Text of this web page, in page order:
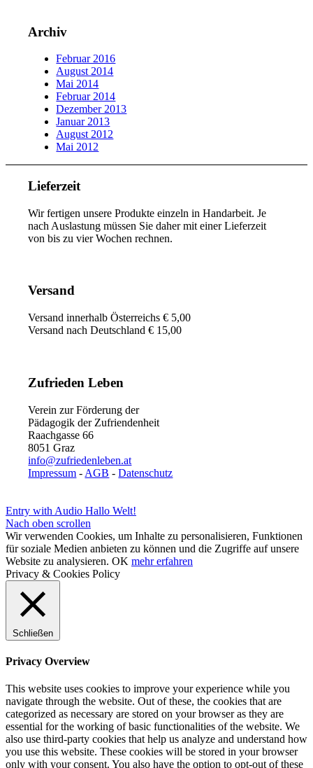
Archiv
Februar 2016
August 2014
Mai 2014
Februar 2014
Dezember 2013
Januar 2013
August 2012
Mai 2012
Lieferzeit
Wir fertigen unsere Produkte einzeln in Handarbeit. Je
nach Auslastung müssen Sie daher mit einer Lieferzeit
von bis zu vier Wochen rechnen.
Versand
Versand innerhalb Österreichs € 5,00
Versand nach Deutschland € 15,00
Zufrieden Leben
Verein zur Förderung der
Pädagogik der Zufriendenheit
Raachgasse 66
8051 Graz
info@zufriedenleben.at
Impressum - AGB -Datenschutz
Entry with Audio Hallo Welt!
Nach oben scrollen
Wir verwenden Cookies, um Inhalte zu personalisieren, Funktionen
für soziale Medien anbieten zu können und die Zugriffe auf unsere
Website zu analysieren. OK mehr erfahren
Privacy & Cookies Policy
Schließen
Privacy Overview
This website uses cookies to improve your experience while you
navigate through the website. Out of these, the cookies that are
categorized as necessary are stored on your browser as they are
essential for the working of basic functionalities of the website. We
also use third-party cookies that help us analyze and understand how
you use this website. These cookies will be stored in your browser
only with your consent. You also have the option to opt-out of these